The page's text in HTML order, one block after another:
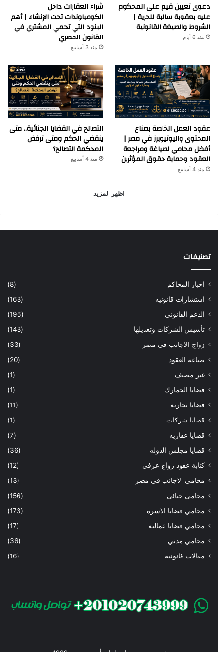
دعوى تعيين قيم على المحكوم
عليه بعقوبة سالبة للحرية |
الشروط والصيغة القانونية
منذ 6 أيام
شراء العقارات داخل
الكومباوندات تحت الإنشاء | أهم
البنود التي تحمي المشتري في
القانون المصري
منذ 3 أسابيع
عقود العمل الخاصة بصناع
المحتوى واليوتيوبرز في مصر |
أفضل محامي لصياغة ومراجعة
العقود وحماية حقوق المؤثرين
منذ 4 أسابيع
التصالح في القضايا الجنائية.. متى
ينقضي الحكم ومتى ترفض
المحكمة التصالح؟
منذ 4 أسابيع
اظهر المزيد
تصنيفات
اخبار المحاكم
(8)
استشارات قانونيه
(168)
الدعم القانوني
(196)
تأسيس الشركات وتعديلها
(148)
زواج الاجانب في مصر
(33)
صياغة العقود
(20)
غير مصنف
(1)
قضايا الجمارك
(1)
قضايا تجاريه
(11)
قضايا شركات
(1)
قضايا عقاريه
(7)
قضايا مجلس الدوله
(36)
كتابة عقود زواج عرفي
(12)
محامي الاجانب في مصر
(13)
محامي جنائي
(156)
محامي قضايا الاسره
(173)
محامي قضايا عماليه
(17)
محامي مدني
(36)
مقالات قانونيه
(16)